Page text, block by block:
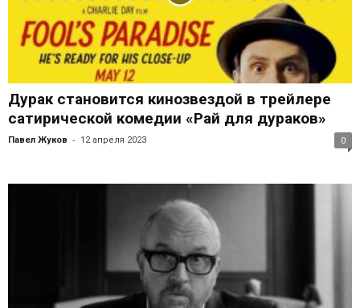
Дурак становится кинозвездой в трейлере
сатирической комедии «Рай для дураков»
Павел Жуков - 12 апреля 2023 0